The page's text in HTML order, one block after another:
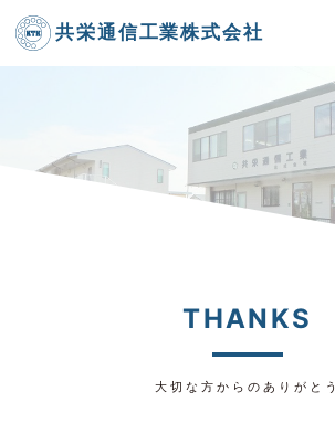
共栄通信工業株式会社
THANKS
大切な方からのありがとう